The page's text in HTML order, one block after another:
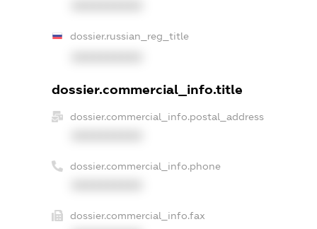
dossier.russian_reg_title
dossier.commercial_info.title
dossier.commercial_info.postal_address
dossier.commercial_info.phone
dossier.commercial_info.fax